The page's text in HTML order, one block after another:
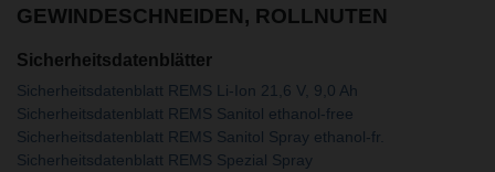
GEWINDESCHNEIDEN, ROLLNUTEN
Sicherheitsdatenblätter
Sicherheitsdatenblatt REMS Li-Ion 21,6 V, 9,0 Ah
Sicherheitsdatenblatt REMS Sanitol ethanol-free
Sicherheitsdatenblatt REMS Sanitol Spray ethanol-fr.
Sicherheitsdatenblatt REMS Spezial Spray